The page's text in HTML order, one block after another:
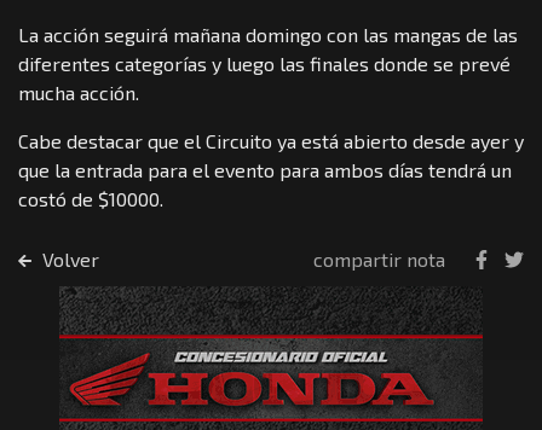
La acción seguirá mañana domingo con las mangas de las
diferentes categorías y luego las finales donde se prevé
mucha acción.
Cabe destacar que el Circuito ya está abierto desde ayer y
que la entrada para el evento para ambos días tendrá un
costó de $10000.
Volver compartir nota